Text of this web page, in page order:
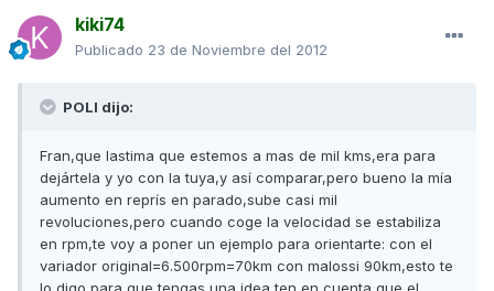
kiki74
Publicado 23 de Noviembre del 2012
POLI dijo:
Fran,que lastima que estemos a mas de mil kms,era para
dejártela y yo con la tuya,y así comparar,pero bueno la mía
aumento en reprís en parado,sube casi mil
revoluciones,pero cuando coge la velocidad se estabiliza
en rpm,te voy a poner un ejemplo para orientarte: con el
variador original=6.500rpm=70km con malossi 90km,esto te